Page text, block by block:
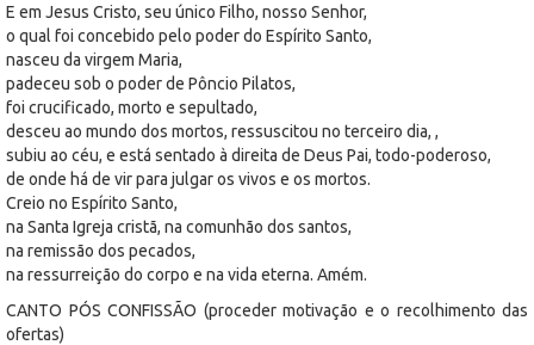
E em Jesus Cristo, seu único Filho, nosso Senhor,
o qual foi concebido pelo poder do Espírito Santo,
nasceu da virgem Maria,
padeceu sob o poder de Pôncio Pilatos,
foi crucificado, morto e sepultado,
desceu ao mundo dos mortos, ressuscitou no terceiro dia, ,
subiu ao céu, e está sentado à direita de Deus Pai, todo-poderoso,
de onde há de vir para julgar os vivos e os mortos.
Creio no Espírito Santo,
na Santa Igreja cristã, na comunhão dos santos,
na remissão dos pecados,
na ressurreição do corpo e na vida eterna. Amém.
CANTO PÓS CONFISSÃO (proceder motivação e o recolhimento das
ofertas)